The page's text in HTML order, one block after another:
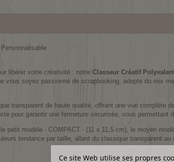
libérer votre créativité : notre Classeur Créatif
vous soyez passionné de scrapbooking, adepte du mix
transparent de haute qualité, offrant une vue
pour garantir une fermeture sécurisée, vous permettant
le petit modèle - COMPACT - (11 x 11,5 cm), le moyen
tendance par taille, allant du classique transparent
Ce site Web utilise ses propres